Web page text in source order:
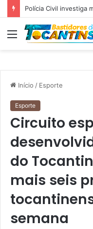
Menu
Início / Esporte
Esporte
Circuito
do
mais seis
semana